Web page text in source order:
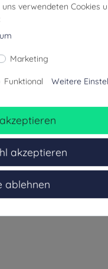
verwendeten Cookies
Marketing
Funktional Weitere
akzeptieren
ablehnen